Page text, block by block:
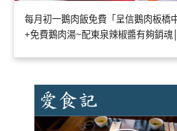
每月初一鵝肉飯免費「呈信鵝肉板橋
+免費鵝肉湯~配東泉辣椒醬有夠銷